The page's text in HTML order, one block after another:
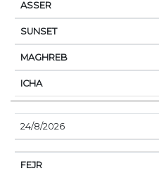
24/8/2026